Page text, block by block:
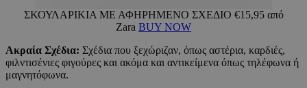
ΣΚΟΥΛΑΡΙΚΙΑ ΜΕ ΑΦΗΡΗΜΕΝΟ ΣΧΕΔΙΟ €15,95 από
Zara BUY NOW
Ακραία Σχέδια: Σχέδια που ξεχώριζαν, όπως αστέρια, καρδιές,
φιλντισένιες φιγούρες και ακόμα και αντικείμενα όπως τηλέφωνα ή
μαγνητόφωνα.